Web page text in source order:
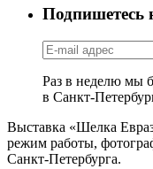
Подпишетесь
Раз в неделю мы
в Санкт-
Выставка «Шелка
режим работы,
Санкт-Петербурга.